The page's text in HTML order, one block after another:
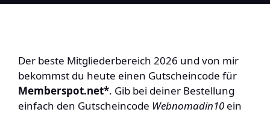
Der beste Mitgliederbereich 2026 und von mir
bekommst du heute einen Gutscheincode für
Memberspot.net*. Gib bei deiner Bestellung
einfach den Gutscheincode Webnomadin10 ein